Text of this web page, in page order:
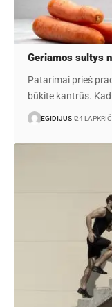
Geriamos sultys
Patarimai prieš
būkite kantrūs.
EGIDIJUS 24